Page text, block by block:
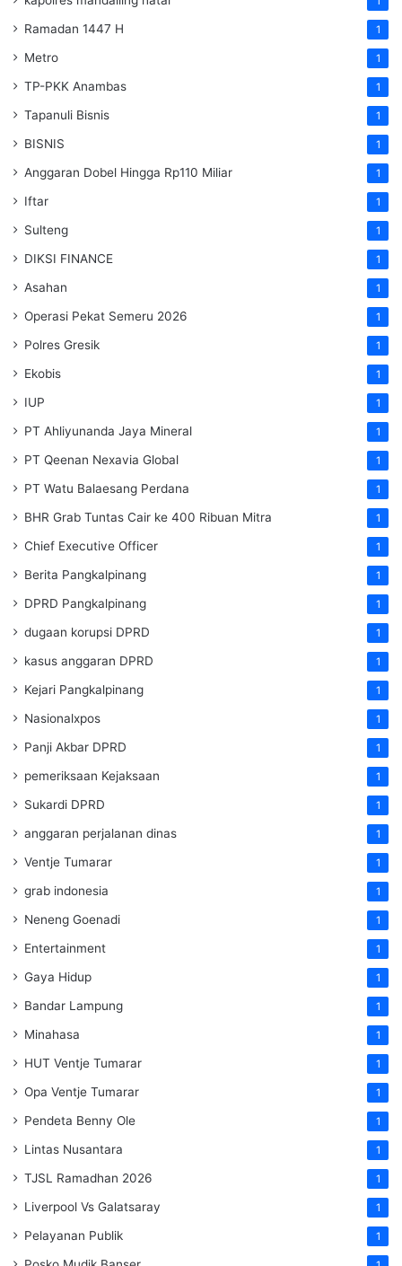
Ramadan 1447 H 1
Metro 1
TP-PKK Anambas 1
Tapanuli Bisnis 1
BISNIS 1
Anggaran Dobel Hingga Rp110 Miliar 1
Iftar 1
Sulteng 1
DIKSI FINANCE 1
Asahan 1
Operasi Pekat Semeru 2026 1
Polres Gresik 1
Ekobis 1
IUP 1
PT Ahliyunanda Jaya Mineral 1
PT Qeenan Nexavia Global 1
PT Watu Balaesang Perdana 1
BHR Grab Tuntas Cair ke 400 Ribuan Mitra 1
Chief Executive Officer 1
Berita Pangkalpinang 1
DPRD Pangkalpinang 1
dugaan korupsi DPRD 1
kasus anggaran DPRD 1
Kejari Pangkalpinang 1
Nasionalxpos 1
Panji Akbar DPRD 1
pemeriksaan Kejaksaan 1
Sukardi DPRD 1
anggaran perjalanan dinas 1
Ventje Tumarar 1
grab indonesia 1
Neneng Goenadi 1
Entertainment 1
Gaya Hidup 1
Bandar Lampung 1
Minahasa 1
HUT Ventje Tumarar 1
Opa Ventje Tumarar 1
Pendeta Benny Ole 1
Lintas Nusantara 1
TJSL Ramadhan 2026 1
Liverpool Vs Galatsaray 1
Pelayanan Publik 1